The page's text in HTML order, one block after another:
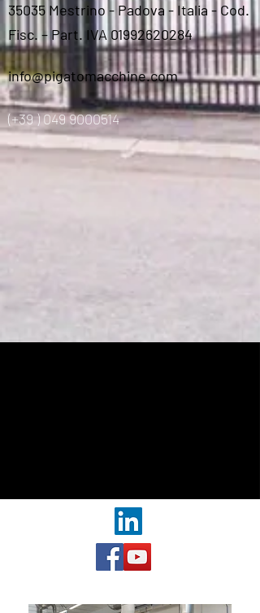
35035 Mestrino - Padova - Italia - Cod.
Fisc. – Part. IVA 01992620284
info@pigatomacchine.com
(+39 )049 9000514